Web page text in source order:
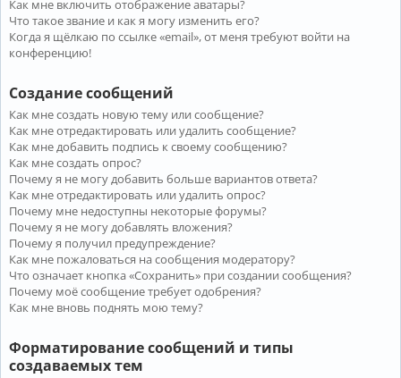
Как мне включить отображение аватары?
Что такое звание и как я могу изменить его?
Когда я щёлкаю по ссылке «email», от меня требуют войти на
конференцию!
Создание сообщений
Как мне создать новую тему или сообщение?
Как мне отредактировать или удалить сообщение?
Как мне добавить подпись к своему сообщению?
Как мне создать опрос?
Почему я не могу добавить больше вариантов ответа?
Как мне отредактировать или удалить опрос?
Почему мне недоступны некоторые форумы?
Почему я не могу добавлять вложения?
Почему я получил предупреждение?
Как мне пожаловаться на сообщения модератору?
Что означает кнопка «Сохранить» при создании сообщения?
Почему моё сообщение требует одобрения?
Как мне вновь поднять мою тему?
Форматирование сообщений и типы
создаваемых тем